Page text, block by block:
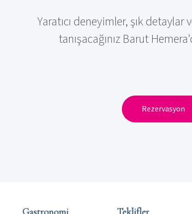
Yaratıcı deneyimler, şık
tanışacağınız Barut
Rezervasyon